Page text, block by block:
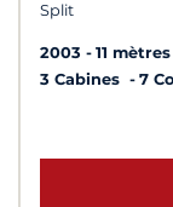
Split
2003
11 mètres
3 Cabines
7